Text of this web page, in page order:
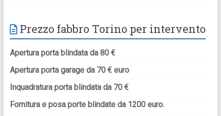
Prezzo fabbro Torino per intervento
Apertura porta blindata da 80 €
Apertura porta garage da 70 € euro
Inquadratura porta blindata da 70 €
Fornitura e posa porte blindate da 1200 euro.